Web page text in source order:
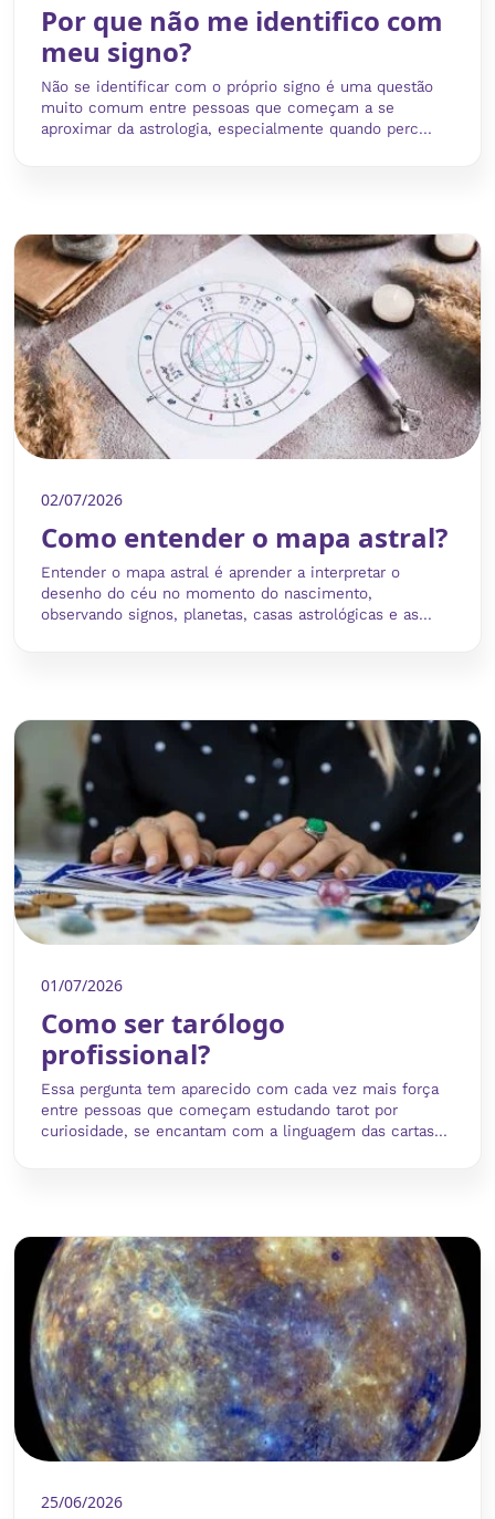
Por que não me identifico com
meu signo?
Não se identificar com o próprio signo é uma questão
muito comum entre pessoas que começam a se
aproximar da astrologia, especialmente quando perc...
02/07/2026
Como entender o mapa astral?
Entender o mapa astral é aprender a interpretar o
desenho do céu no momento do nascimento,
observando signos, planetas, casas astrológicas e as...
01/07/2026
Como ser tarólogo
profissional?
Essa pergunta tem aparecido com cada vez mais força
entre pessoas que começam estudando tarot por
curiosidade, se encantam com a linguagem das cartas...
25/06/2026